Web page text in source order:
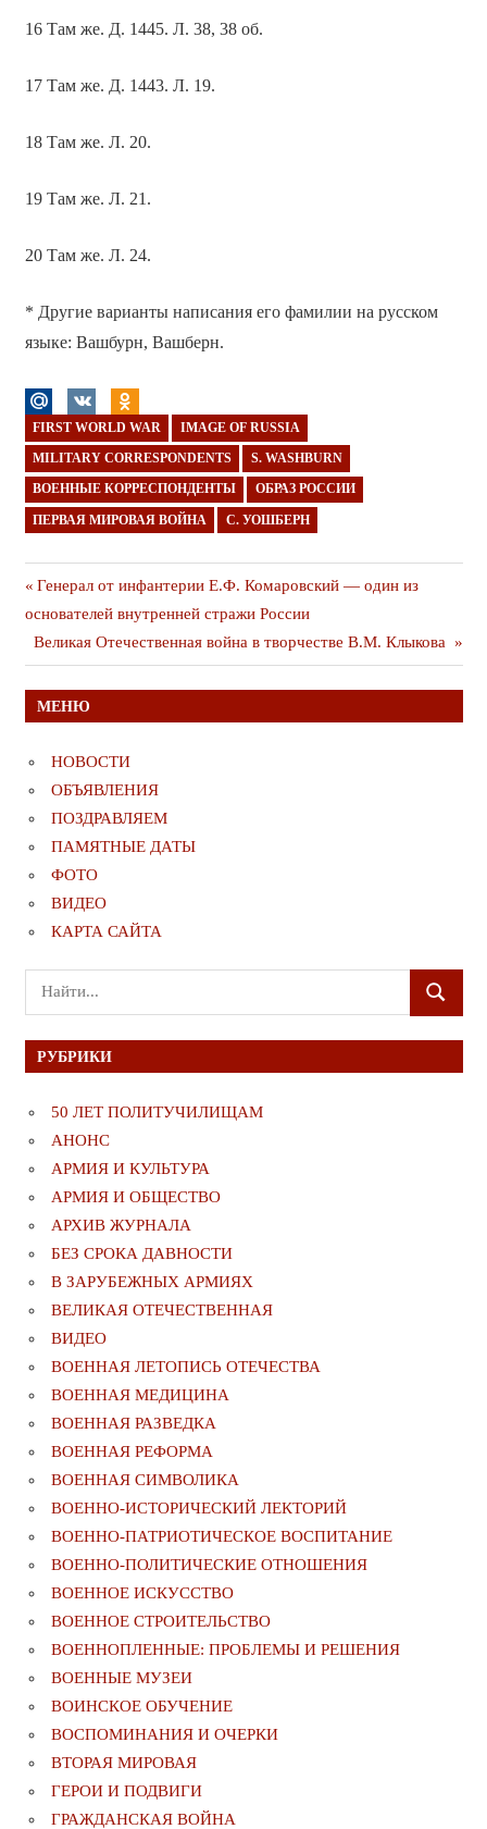
16 Там же. Д. 1445. Л. 38, 38 об.
17 Там же. Д. 1443. Л. 19.
18 Там же. Л. 20.
19 Там же. Л. 21.
20 Там же. Л. 24.
* Другие варианты написания его фамилии на русском
языке: Вашбурн, Вашберн.
FIRST WORLD WAR IMAGE OF RUSSIA
MILITARY CORRESPONDENTS S. WASHBURN
ВОЕННЫЕ КОРРЕСПОНДЕНТЫ ОБРАЗ РОССИИ
ПЕРВАЯ МИРОВАЯ ВОЙНА С. УОШБЕРН
Навигация
по
записям
Предыдущая
публикация
Генерал от инфантерии Е.Ф. Комаровский — один из
основателей внутренней стражи России
Следующая
публикация
Великая Отечественная война в творчестве В.М. Клыкова
МЕНЮ
НОВОСТИ
ОБЪЯВЛЕНИЯ
ПОЗДРАВЛЯЕМ
ПАМЯТНЫЕ ДАТЫ
ФОТО
ВИДЕО
КАРТА САЙТА
Поиск
для:
ПОИСК
РУБРИКИ
50 ЛЕТ ПОЛИТУЧИЛИЩАМ
АНОНС
АРМИЯ И КУЛЬТУРА
АРМИЯ И ОБЩЕСТВО
АРХИВ ЖУРНАЛА
БЕЗ СРОКА ДАВНОСТИ
В ЗАРУБЕЖНЫХ АРМИЯХ
ВЕЛИКАЯ ОТЕЧЕСТВЕННАЯ
ВИДЕО
ВОЕННАЯ ЛЕТОПИСЬ ОТЕЧЕСТВА
ВОЕННАЯ МЕДИЦИНА
ВОЕННАЯ РАЗВЕДКА
ВОЕННАЯ РЕФОРМА
ВОЕННАЯ СИМВОЛИКА
ВОЕННО-ИСТОРИЧЕСКИЙ ЛЕКТОРИЙ
ВОЕННО-ПАТРИОТИЧЕСКОЕ ВОСПИТАНИЕ
ВОЕННО-ПОЛИТИЧЕСКИE ОТНОШЕНИЯ
ВОЕННОЕ ИСКУССТВО
ВОЕННОЕ СТРОИТЕЛЬСТВО
ВОЕННОПЛЕННЫЕ: ПРОБЛЕМЫ И РЕШЕНИЯ
ВОЕННЫЕ МУЗЕИ
ВОИНСКОЕ ОБУЧЕНИЕ
ВОСПОМИНАНИЯ И ОЧЕРКИ
ВТОРАЯ МИРОВАЯ
ГЕРОИ И ПОДВИГИ
ГРАЖДАНСКАЯ ВОЙНА